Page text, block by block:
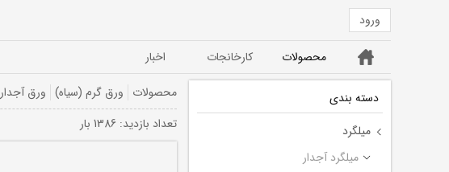
ورود
خانه محصولات کارخانجات اخبار
دسته بندی
میلگرد
میلگرد آجدار
محصولات ورق گرم (سیاه) ورق آجدار
تعداد بازديد: 1386 بار